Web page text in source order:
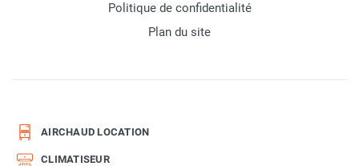
Politique de confidentialité
Plan du site
AIRCHAUD LOCATION
CLIMATISEUR